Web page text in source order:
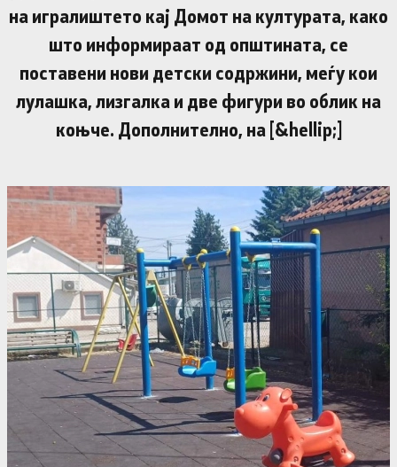
на игралиштето кај Домот на културата, како
што информираат од општината, се
поставени нови детски содржини, меѓу кои
лулашка, лизгалка и две фигури во облик на
коњче. Дополнително, на [&hellip;]